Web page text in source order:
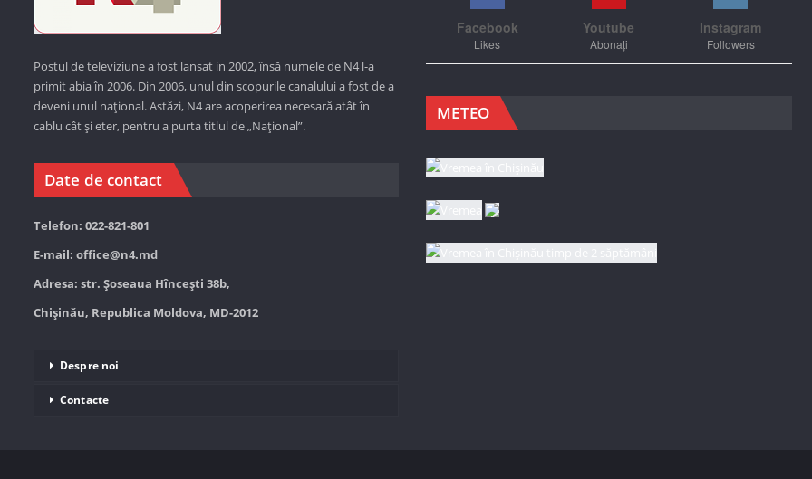
Postul de televiziune a fost lansat in 2002, însă numele de N4 l-a
primit abia în 2006. Din 2006, unul din scopurile canalului a fost de a
deveni unul național. Astăzi, N4 are acoperirea necesară atât în
cablu cât și eter, pentru a purta titlul de „Național”.
Date de contact
Telefon: 022-821-801
E-mail: office@n4.md
Adresa: str. Șoseaua Hînceşti 38b,
Chișinău, Republica Moldova, MD-2012
Despre noi
Contacte
Facebook
Likes
Youtube
Abonați
Instagram
Followers
METEO